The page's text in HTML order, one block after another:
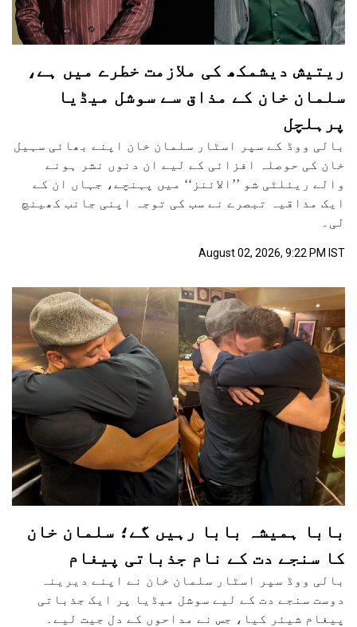
ریتیش دیشمکھ کی ملازمت خطرے میں ہے،
سلمان خان کے مذاق سے سوشل میڈیا
پرہلچل
بالی ووڈ کے سپر اسٹار سلمان خان اپنے بھائی سہیل
خان کی حوصلہ افزائی کے لیے ان دنوں نشر ہونے
والے ریئلٹی شو ’’الائنز‘‘ میں پہنچے، جہاں ان کے
ایک مذاقیہ تبصرے نے سب کی توجہ اپنی جانب کھینچ
لی۔
August 02, 2026, 9:22 PM IST
بابا ہمیشہ بابا رہیں گے؛ سلمان خان
کا سنجے دت کے نام جذباتی پیغام
بالی ووڈ سپر اسٹار سلمان خان نے اپنے دیرینہ
دوست سنجے دت کے لیے سوشل میڈیا پر ایک جذباتی
پیغام شیئر کیا، جس نے مداحوں کے دل جیت لیے۔